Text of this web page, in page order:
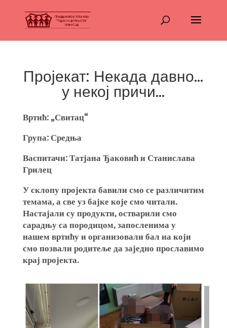
Пројекат: Некада давно…
у некој причи…
Вртић: „Свитац“
Група: Средња
Васпитачи: Татјана Ђаковић и Станислава
Грилец
У склопу пројекта бавили смо се различитим
темама, а све уз бајке које смо читали.
Настајали су продукти, остварили смо
сарадњу са породицом, запосленима у
нашем вртићу и организовали бал на који
смо позвали родитеље да заједно прославимо
крај пројекта.